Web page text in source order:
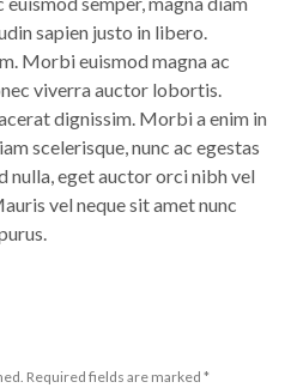
sapien justo in libero.
Morbi euismod magna ac
viverra auctor lobortis.
dignissim. Morbi a enim in
scelerisque, nunc ac egestas
nulla, eget auctor orci nibh vel
vel neque sit amet nunc
Required fields are marked *